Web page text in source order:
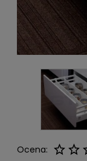
Ocena: